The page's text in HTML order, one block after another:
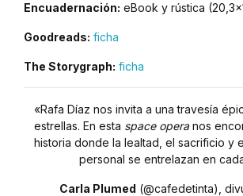
Encuadernación: eBook y rústica
Goodreads: ficha
The Storygraph: ficha
«Rafa Díaz nos invita a una travesía
estrellas. En esta space operanos
historia donde la lealtad, el sacrificio y
personal se entrelazan en
Carla Plumed (@cafedetinta),